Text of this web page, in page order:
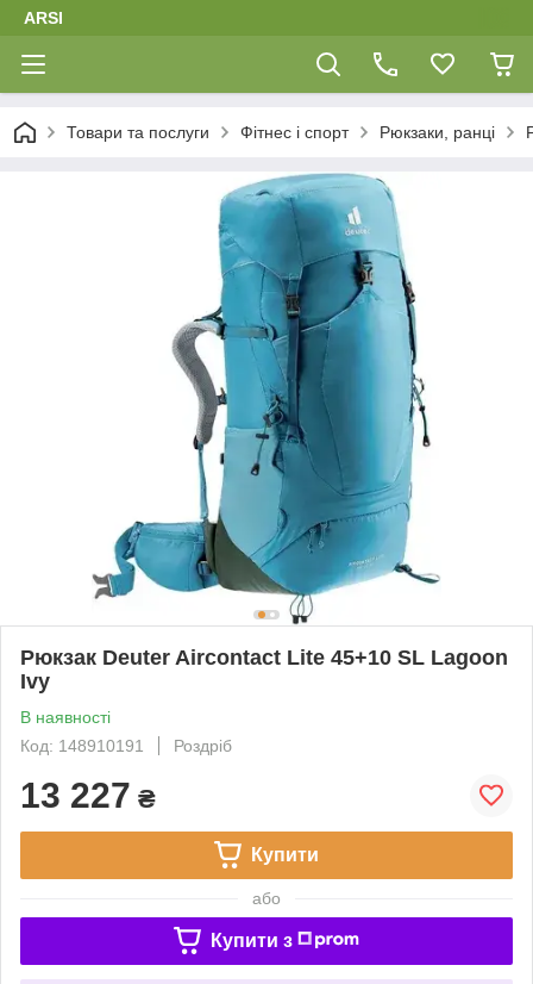
ARSI
Товари та послуги Фітнес і спорт Рюкзаки, ранці
Рюкзак Deuter Aircontact Lite 45+10 SL Lagoon
Ivy
В наявності
Код: 148910191
Роздріб
13 227 ₴
Купити
або
Купити з